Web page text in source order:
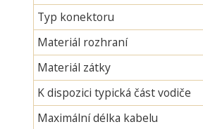
Typ konektoru
Materiál rozhraní
Materiál zátky
K dispozici typická část vodiče
Maximální délka kabelu